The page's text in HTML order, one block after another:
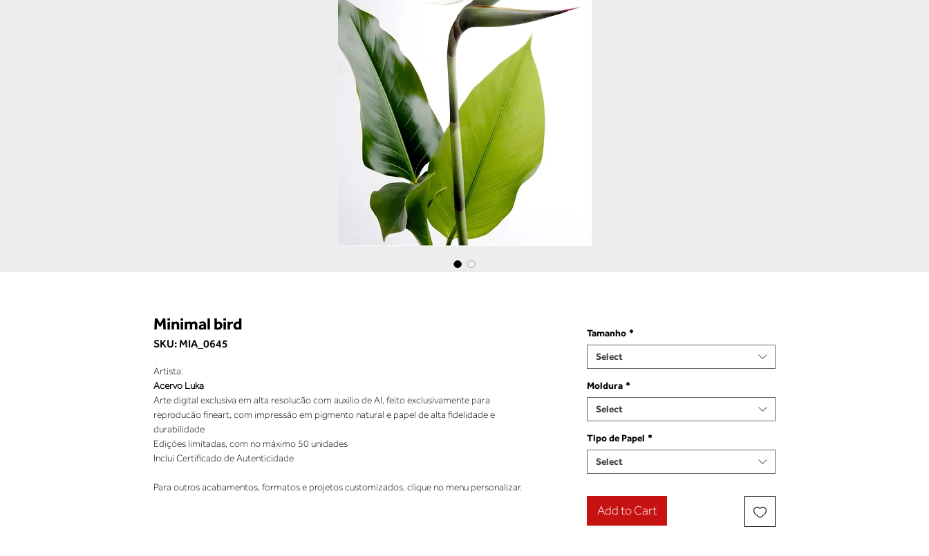
Minimal bird
SKU: MIA_0645
Artista:
Acervo Luka
Arte digital exclusiva em alta resolucão com auxilio de AI, feito exclusivamente para
reproducão fineart, com impressão em pigmento natural e papel de alta fidelidade e
durabilidade
Edições limitadas, com no máximo 50 unidades
Inclui Certificado de Autenticidade
Para outros acabamentos, formatos e projetos customizados, clique no menu personalizar.
Tamanho *
Select
Moldura *
Select
Tipo de Papel *
Select
Add to Cart